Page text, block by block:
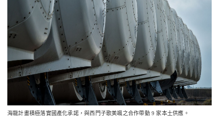
海龍計畫積極落實國產化承諾，與西門子歌美颯之合作帶動 9 家本土供應。